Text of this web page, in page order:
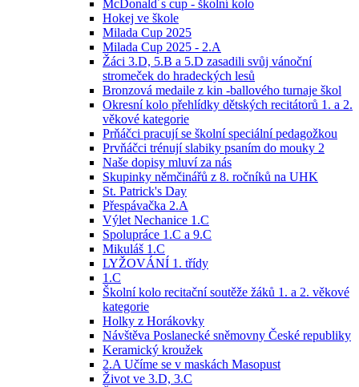
McDonald´s cup - školní kolo
Hokej ve škole
Milada Cup 2025
Milada Cup 2025 - 2.A
Žáci 3.D, 5.B a 5.D zasadili svůj vánoční
stromeček do hradeckých lesů
Bronzová medaile z kin -ballového turnaje škol
Okresní kolo přehlídky dětských recitátorů 1. a 2.
věkové kategorie
Prňáčci pracují se školní speciální pedagožkou
Prvňáčci trénují slabiky psaním do mouky 2
Naše dopisy mluví za nás
Skupinky němčinářů z 8. ročníků na UHK
St. Patrick's Day
Přespávačka 2.A
Výlet Nechanice 1.C
Spolupráce 1.C a 9.C
Mikuláš 1.C
LYŽOVÁNÍ 1. třídy
1.C
Školní kolo recitační soutěže žáků 1. a 2. věkové
kategorie
Holky z Horákovky
Návštěva Poslanecké sněmovny České republiky
Keramický kroužek
2.A Učíme se v maskách Masopust
Život ve 3.D, 3.C